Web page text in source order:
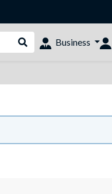
Rechercher dans le shop
Business